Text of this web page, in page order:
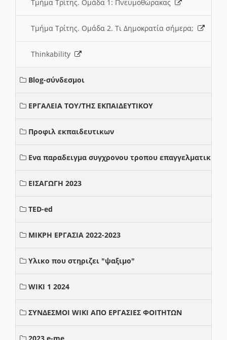
Τμήμα Τρίτης. Ομάδα 1: Πνευμοθώρακας
Τμήμα Τρίτης. Ομάδα 2. Τι Δημοκρατία σήμερα;
Thinkability
Blog-σύνδεσμοι
ΕΡΓΑΛΕΙΑ ΤΟΥ/ΤΗΣ ΕΚΠΑΙΔΕΥΤΙΚΟΥ
Προφιλ εκπαιδευτικων
Ενα παραδειγμα συγχρονου τροπου επαγγελματικης
ΕΙΣΑΓΩΓΗ 2023
TED-ed
ΜΙΚΡΗ ΕΡΓΑΣΙΑ 2022-2023
Υλικο που στηριζει "ψαξιμο"
WIKI 1 2024
ΣΥΝΔΕΣΜΟΙ WIKI ΑΠΟ ΕΡΓΑΣΙΕΣ ΦΟΙΤΗΤΩΝ